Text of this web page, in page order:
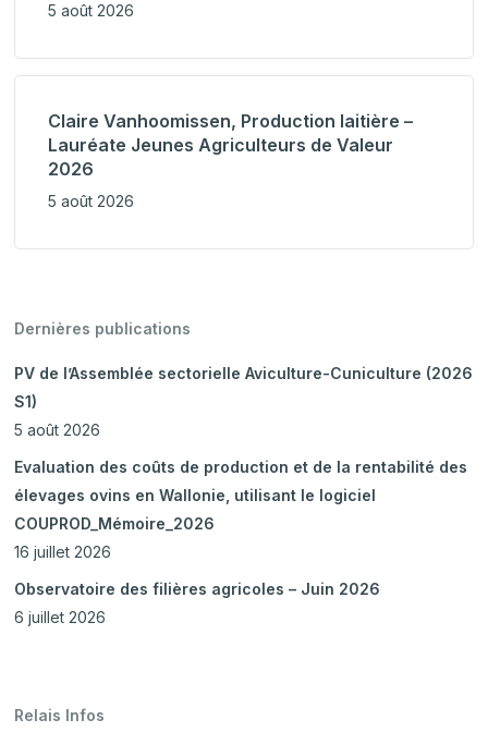
5 août 2026
Claire Vanhoomissen, Production laitière –
Lauréate Jeunes Agriculteurs de Valeur
2026
5 août 2026
Dernières publications
PV de l’Assemblée sectorielle Aviculture-Cuniculture (2026
S1)
5 août 2026
Evaluation des coûts de production et de la rentabilité des
élevages ovins en Wallonie, utilisant le logiciel
COUPROD_Mémoire_2026
16 juillet 2026
Observatoire des filières agricoles – Juin 2026
6 juillet 2026
Relais Infos